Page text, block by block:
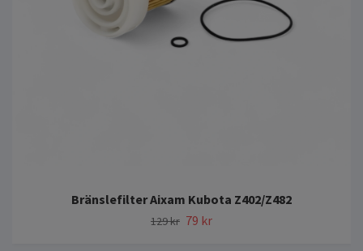
Bränslefilter Aixam Kubota Z402/Z482
129 kr 79 kr